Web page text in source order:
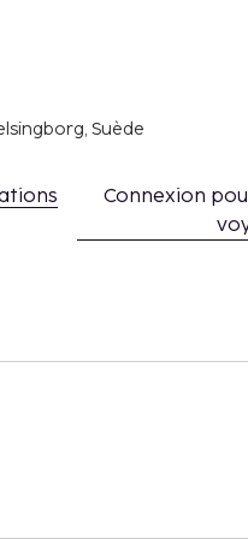
Suède
Connexion